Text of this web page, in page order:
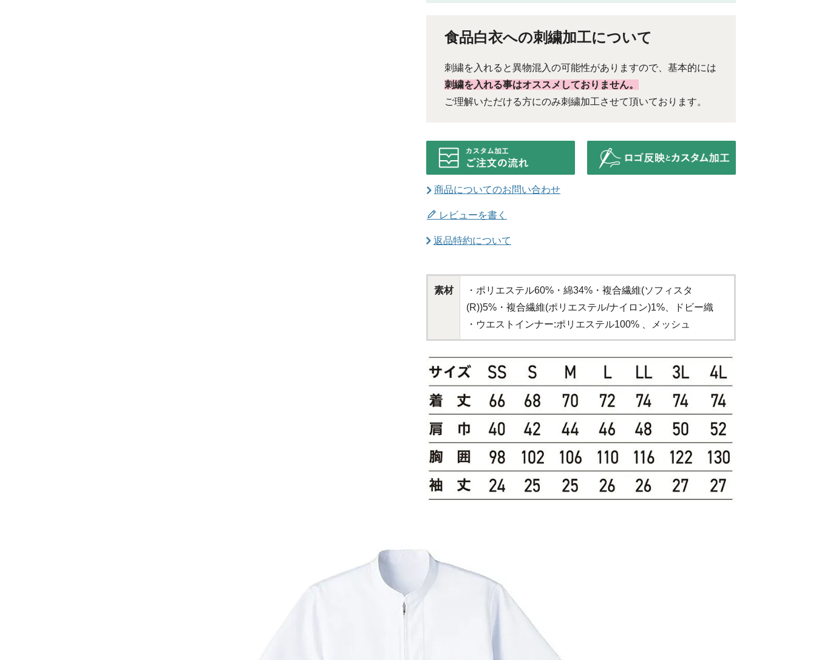
食品白衣への刺繍加工について
刺繍を入れると異物混入の可能性がありますので、基本的には
刺繍を入れる事はオススメしておりません。
ご理解いただける方にのみ刺繍加工させて頂いております。
商品についてのお問い合わせ
レビューを書く
返品特約について
素材
・ポリエステル60%・綿34%・複合繊維(ソフィスタ
(R))5%・複合繊維(ポリエステル/ナイロン)1%、ドビー織
・ウエストインナー:ポリエステル100% 、メッシュ